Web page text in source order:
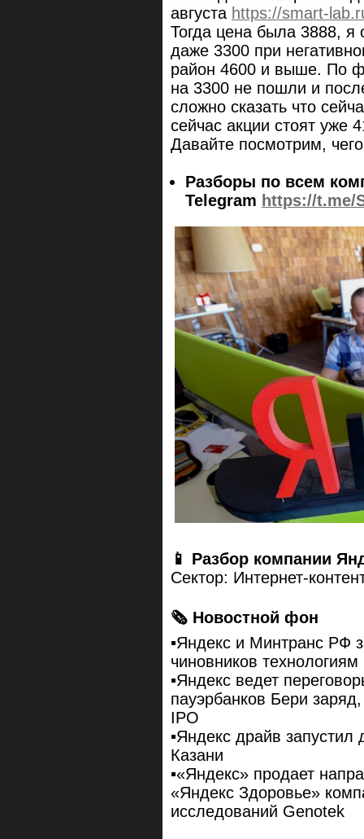
августа https://smart-
Тогда цена была 3888,
даже 3300 при
район 4600 и выше. По
на 3300 не пошли и
сложно сказать что
сейчас акции стоят уже
Давайте посмотрим,
Разборы по всем
Telegram https://t.me/
📱 Разбор компании
Сектор: Интернет-
🗞 Новостной фон
▪️Яндекс и Минтранс РФ
чиновников технологиям
▪️Яндекс ведет
пауэрбанков Бери
IPO
▪️Яндекс драйв
Казани
▪️«Яндекс» продает
«Яндекс Здоровье»
исследований Genotek